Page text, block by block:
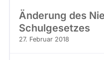
Änderung des
Schulgesetzes
27. Februar 2018